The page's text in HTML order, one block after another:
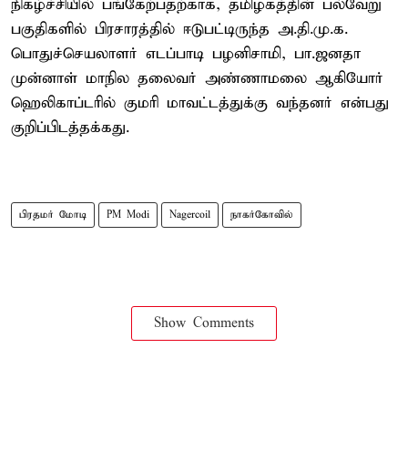
நிகழ்ச்சியில் பங்கேற்பதற்காக, தமிழகத்தின் பல்வேறு
பகுதிகளில் பிரசாரத்தில் ஈடுபட்டிருந்த அ.தி.மு.க.
பொதுச்செயலாளர் எடப்பாடி பழனிசாமி, பா.ஜனதா
முன்னாள் மாநில தலைவர் அண்ணாமலை ஆகியோர்
ஹெலிகாப்டரில் குமரி மாவட்டத்துக்கு வந்தனர் என்பது
குறிப்பிடத்தக்கது.
பிரதமர் மோடி PM Modi Nagercoil நாகர்கோவில்
Show Comments